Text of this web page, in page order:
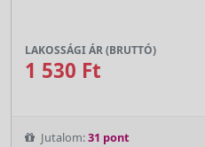
LAKOSSÁGI ÁR (BRUTTÓ)
1 530 Ft
Jutalom:31 pont